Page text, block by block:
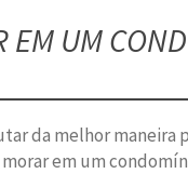
EM UM
da melhor
em um